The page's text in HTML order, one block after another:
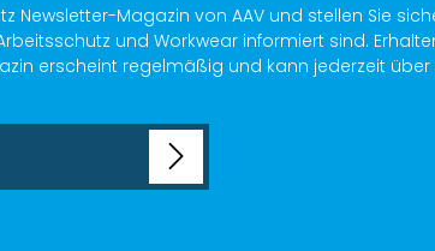
Newsletter-Magazin von AAV und stellen Sie
und Workwear informiert sind.
erscheint regelmäßig und kann jederzeit